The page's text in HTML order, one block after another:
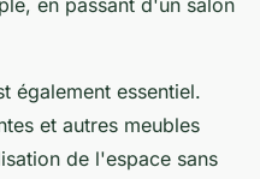
en passant d'un salon
également essentiel.
et autres meubles
de l'espace sans